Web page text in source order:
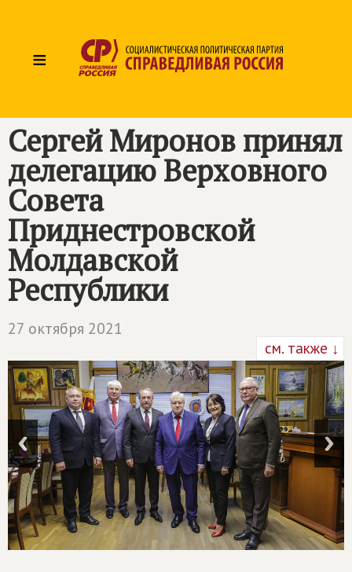
≡
Сергей Миронов принял
делегацию Верховного
Совета
Приднестровской
Молдавской
Республики
27 октября 2021
см. также ↓